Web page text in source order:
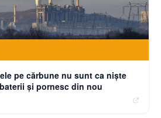
pe cărbune nu sunt ca niște
și pornesc din nou